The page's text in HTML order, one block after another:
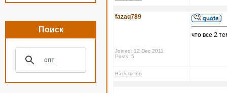
Поиск
fazaq789
Joined: 12 Dec 2011
Posts: 5
что все 2
Back to top